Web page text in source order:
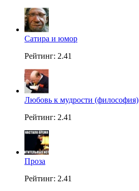
Сатира и юмор
Рейтинг: 2.41
Любовь к мудрости (философия)
Рейтинг: 2.41
Проза
Рейтинг: 2.41